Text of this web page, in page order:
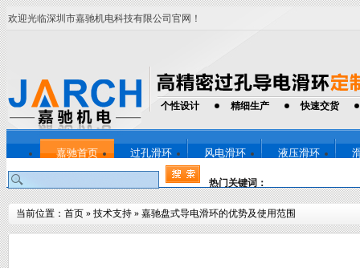
欢迎光临深圳市嘉驰机电科技有限公司官网！
个性设计 精细生产 快速交货
嘉驰首页 过孔滑环 风电滑环 液压滑环
热门关键词：
当前位置： 首页 » 技术支持 » 嘉驰盘式导电滑环的优势及使用范围